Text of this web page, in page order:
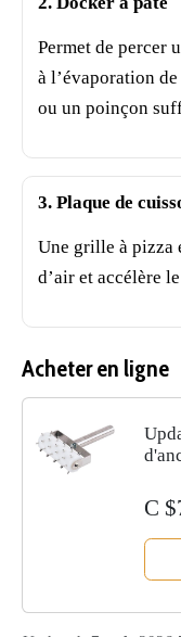
Permet de percer
à l’évaporation
ou un poinçon
3. Plaque de
Une grille à pizza
d’air et accélère
Acheter en ligne
C